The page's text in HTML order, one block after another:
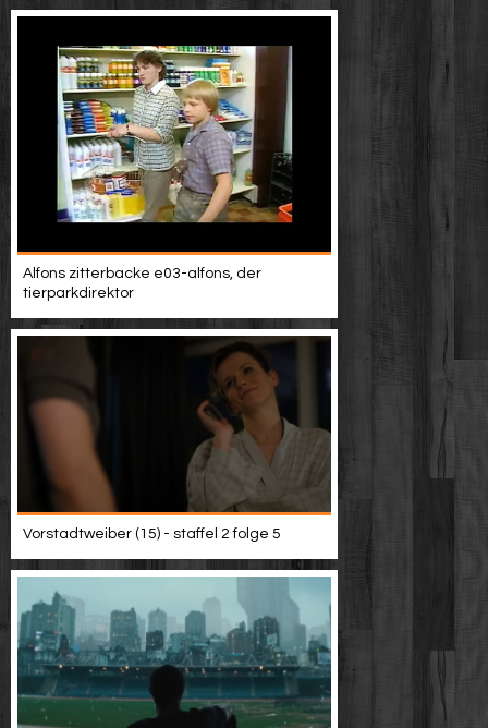
Alfons zitterbacke e03-alfons, der
tierparkdirektor
Vorstadtweiber (15) - staffel 2 folge 5